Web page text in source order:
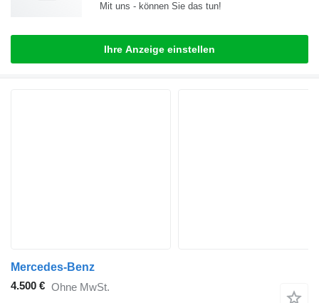
Mit uns - können Sie das tun!
Ihre Anzeige einstellen
Mercedes-Benz
4.500 € Ohne MwSt.